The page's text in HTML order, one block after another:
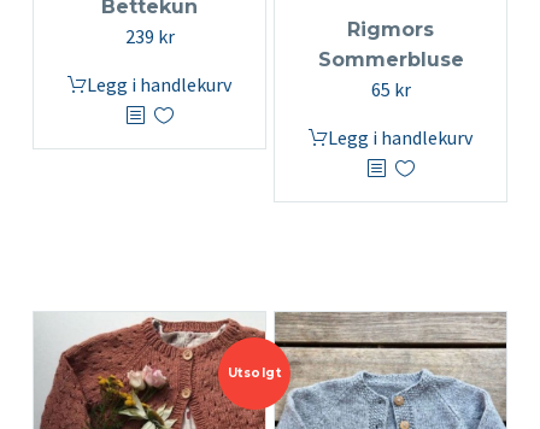
Bettekun
239 kr
Legg i handlekurv
Rigmors
Sommerbluse
65 kr
Legg i handlekurv
Utsolgt